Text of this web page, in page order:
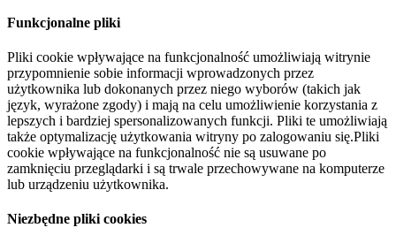
Funkcjonalne pliki
Pliki cookie wpływające na funkcjonalność umożliwiają witrynie
przypomnienie sobie informacji wprowadzonych przez
użytkownika lub dokonanych przez niego wyborów (takich jak
język, wyrażone zgody) i mają na celu umożliwienie korzystania z
lepszych i bardziej spersonalizowanych funkcji. Pliki te umożliwiają
także optymalizację użytkowania witryny po zalogowaniu się.Pliki
cookie wpływające na funkcjonalność nie są usuwane po
zamknięciu przeglądarki i są trwale przechowywane na komputerze
lub urządzeniu użytkownika.
Niezbędne pliki cookies